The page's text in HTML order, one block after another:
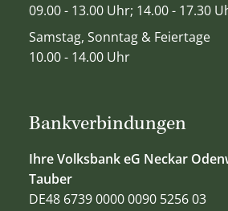
Bankverbindungen
Ihre Volksbank eG Neckar
Tauber
DE48 6739 0000 0090 5256 03
09.00 - 13.00 Uhr; 14.00 - 17.30
Samstag, Sonntag & Feiertage
10.00 - 14.00 Uhr